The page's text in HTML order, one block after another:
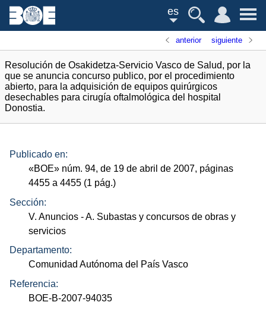
es
anterior siguiente
Resolución de Osakidetza-Servicio Vasco de Salud, por la
que se anuncia concurso publico, por el procedimiento
abierto, para la adquisición de equipos quirúrgicos
desechables para cirugía oftalmológica del hospital
Donostia.
Publicado en:
«BOE» núm. 94, de 19 de abril de 2007, páginas
4455 a 4455 (1 pág.)
Sección:
V. Anuncios - A. Subastas y concursos de obras y
servicios
Departamento:
Comunidad Autónoma del País Vasco
Referencia:
BOE-B-2007-94035